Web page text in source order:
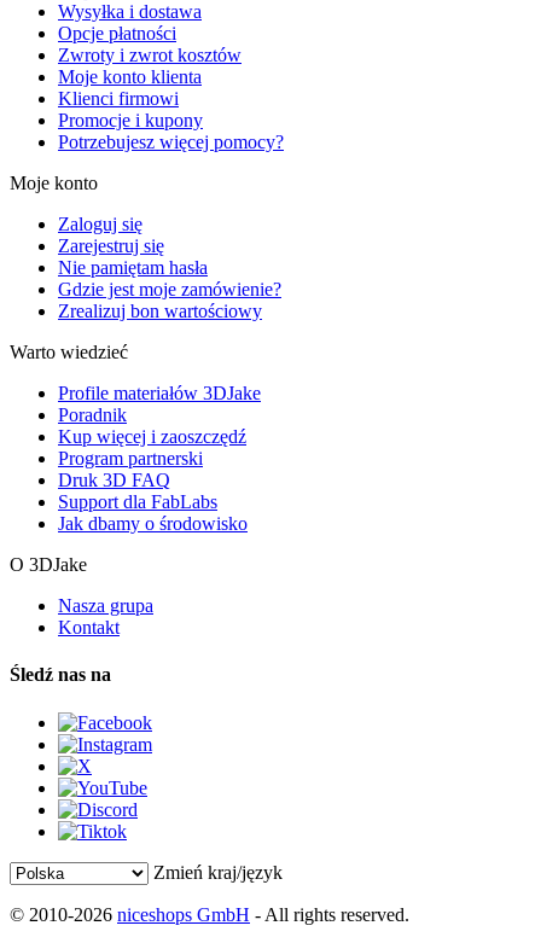
Wysyłka i dostawa
Opcje płatności
Zwroty i zwrot kosztów
Moje konto klienta
Klienci firmowi
Promocje i kupony
Potrzebujesz więcej pomocy?
Moje konto
Zaloguj się
Zarejestruj się
Nie pamiętam hasła
Gdzie jest moje zamówienie?
Zrealizuj bon wartościowy
Warto wiedzieć
Profile materiałów 3DJake
Poradnik
Kup więcej i zaoszczędź
Program partnerski
Druk 3D FAQ
Support dla FabLabs
Jak dbamy o środowisko
O 3DJake
Nasza grupa
Kontakt
Śledź nas na
Zmień kraj/język
© 2010-2026 niceshops GmbH - All rights reserved.